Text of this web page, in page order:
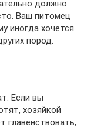
должно
Ваш питомец
иногда хочется
пород.
Если вы
хозяйкой
главенствовать,